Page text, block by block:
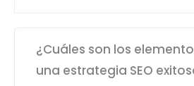
¿Cuáles son los
una estrategia SEO